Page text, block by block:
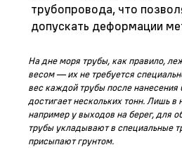
трубопровода, что
допускать деформации
На дне моря трубы, как правило,
весом — их не требуется
вес каждой трубы после нанесения
достигает нескольких тонн. Лишь в
например у выходов на берег, для
трубы укладывают в специальные
присыпают грунтом.